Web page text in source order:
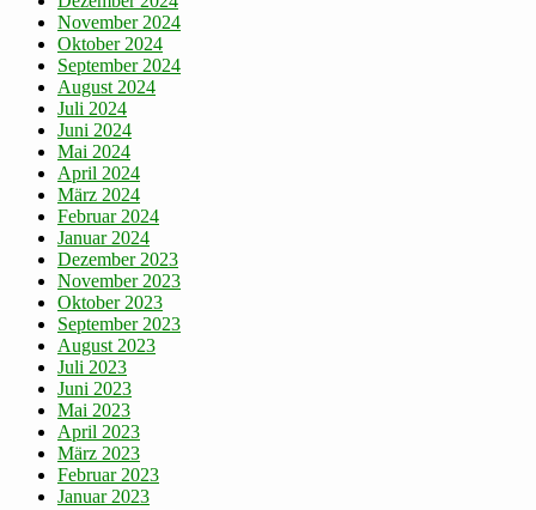
November 2024
Oktober 2024
September 2024
August 2024
Juli 2024
Juni 2024
Mai 2024
April 2024
März 2024
Februar 2024
Januar 2024
Dezember 2023
November 2023
Oktober 2023
September 2023
August 2023
Juli 2023
Juni 2023
Mai 2023
April 2023
März 2023
Februar 2023
Januar 2023